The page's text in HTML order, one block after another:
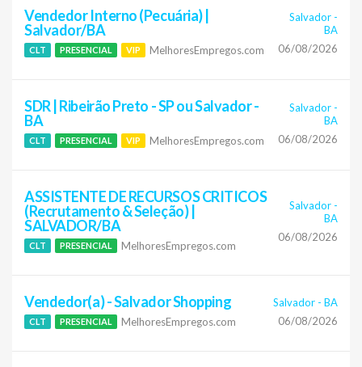
Vendedor Interno (Pecuária) |
Salvador/BA
CLT PRESENCIAL VIP MelhoresEmpregos.com
Salvador -
BA
06/08/2026
SDR | Ribeirão Preto - SP ou Salvador -
BA
CLT PRESENCIAL VIP MelhoresEmpregos.com
Salvador -
BA
06/08/2026
ASSISTENTE DE RECURSOS CRITICOS
(Recrutamento & Seleção) |
SALVADOR/BA
CLT PRESENCIAL MelhoresEmpregos.com
Salvador -
BA
06/08/2026
Vendedor(a) - Salvador Shopping
CLT PRESENCIAL MelhoresEmpregos.com
Salvador - BA
06/08/2026